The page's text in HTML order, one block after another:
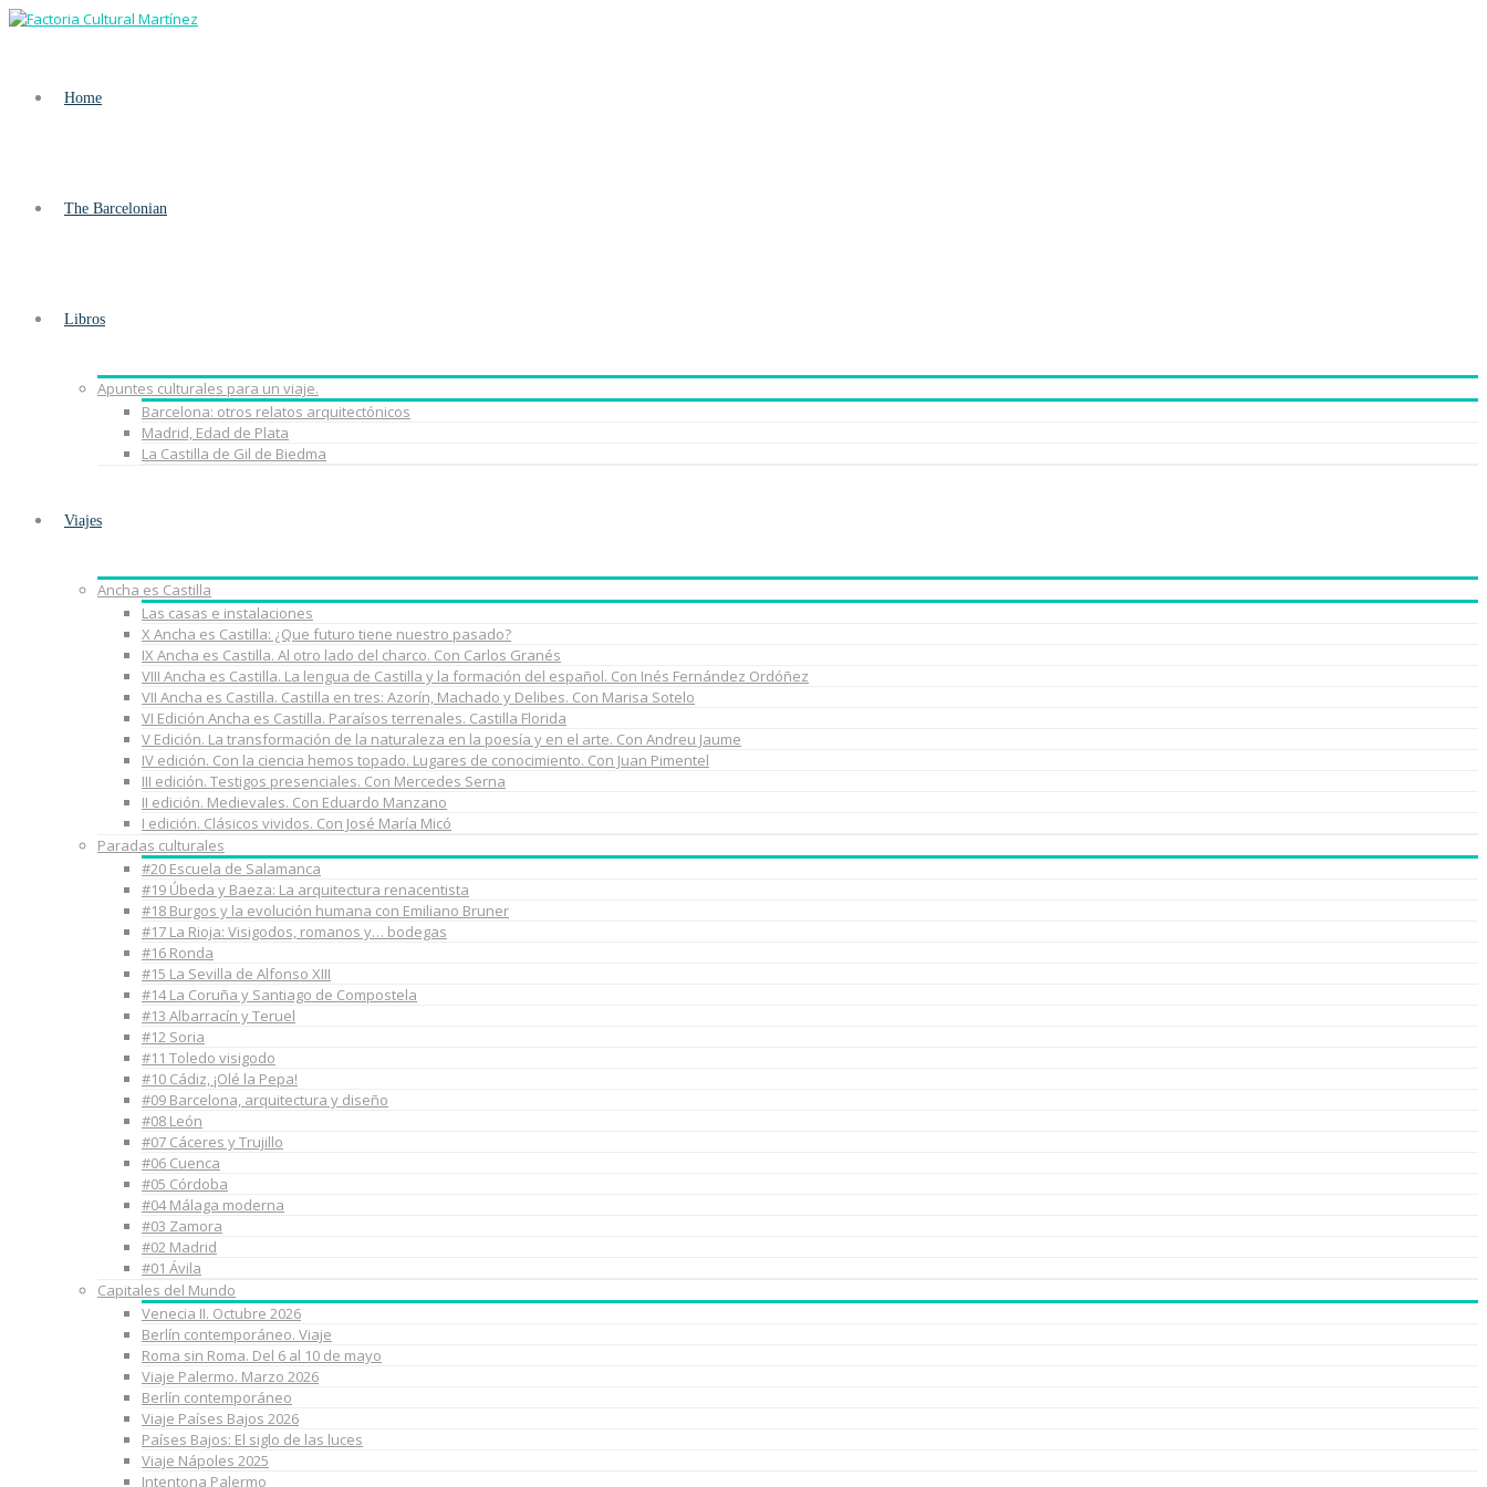
Home
The Barcelonian
Libros
Apuntes culturales para un viaje.
Barcelona: otros relatos arquitectónicos
Madrid, Edad de Plata
La Castilla de Gil de Biedma
Viajes
Ancha es Castilla
Las casas e instalaciones
X Ancha es Castilla: ¿Que futuro tiene nuestro pasado?
IX Ancha es Castilla. Al otro lado del charco. Con Carlos Granés
VIII Ancha es Castilla. La lengua de Castilla y la formación del español. Con Inés Fernández Ordóñez
VII Ancha es Castilla. Castilla en tres: Azorín, Machado y Delibes. Con Marisa Sotelo
VI Edición Ancha es Castilla. Paraísos terrenales. Castilla Florida
V Edición. La transformación de la naturaleza en la poesía y en el arte. Con Andreu Jaume
IV edición. Con la ciencia hemos topado. Lugares de conocimiento. Con Juan Pimentel
III edición. Testigos presenciales. Con Mercedes Serna
II edición. Medievales. Con Eduardo Manzano
I edición. Clásicos vividos. Con José María Micó
Paradas culturales
#20 Escuela de Salamanca
#19 Úbeda y Baeza: La arquitectura renacentista
#18 Burgos y la evolución humana con Emiliano Bruner
#17 La Rioja: Visigodos, romanos y… bodegas
#16 Ronda
#15 La Sevilla de Alfonso XIII
#14 La Coruña y Santiago de Compostela
#13 Albarracín y Teruel
#12 Soria
#11 Toledo visigodo
#10 Cádiz, ¡Olé la Pepa!
#09 Barcelona, arquitectura y diseño
#08 León
#07 Cáceres y Trujillo
#06 Cuenca
#05 Córdoba
#04 Málaga moderna
#03 Zamora
#02 Madrid
#01 Ávila
Capitales del Mundo
Venecia II. Octubre 2026
Berlín contemporáneo. Viaje
Roma sin Roma. Del 6 al 10 de mayo
Viaje Palermo. Marzo 2026
Berlín contemporáneo
Viaje Países Bajos 2026
Países Bajos: El siglo de las luces
Viaje Nápoles 2025
Intentona Palermo